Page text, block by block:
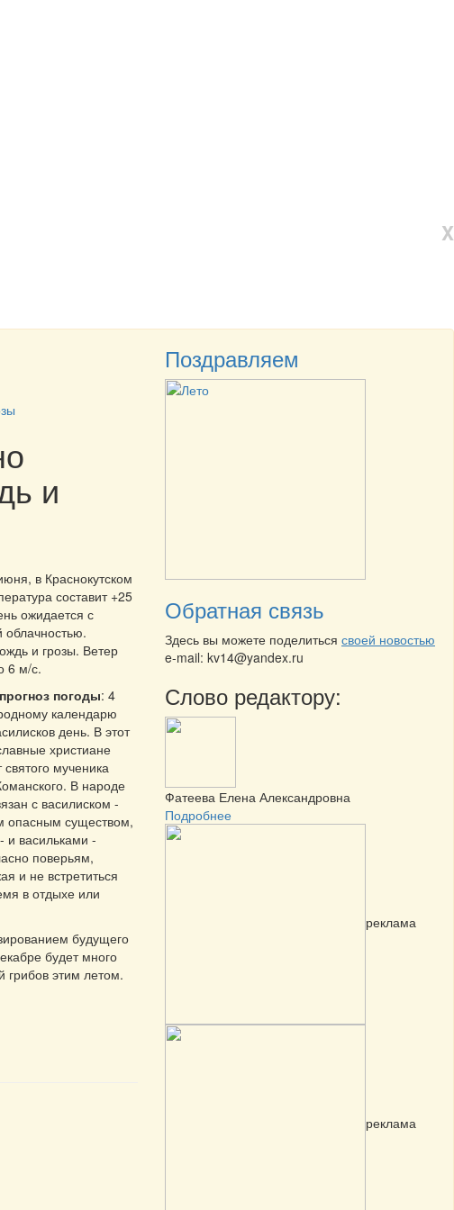
X
и
в Краснокутском
составит +25
ожидается с
и грозы. Ветер
6 м/с.
прогноз погоды: 4
календарю
день. В этот
христиане
мученика
В народе
с василиском -
опасным существом,
и васильками -
поверьям,
и не встретиться
в отдыхе или
будущего
будет много
этим летом.
Поздравляем
Обратная связь
Здесь вы можете поделиться своей новостью
e-mail: kv14@yandex.ru
Слово редактору:
Фатеева Елена Александровна
Подробнее
реклама
реклама